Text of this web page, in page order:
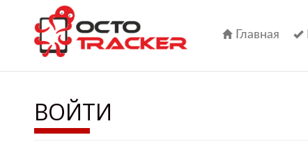
основному
содержанию
Главная
ВОЙТИ